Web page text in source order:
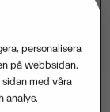
personalisera
på webbsidan.
med våra
analys.